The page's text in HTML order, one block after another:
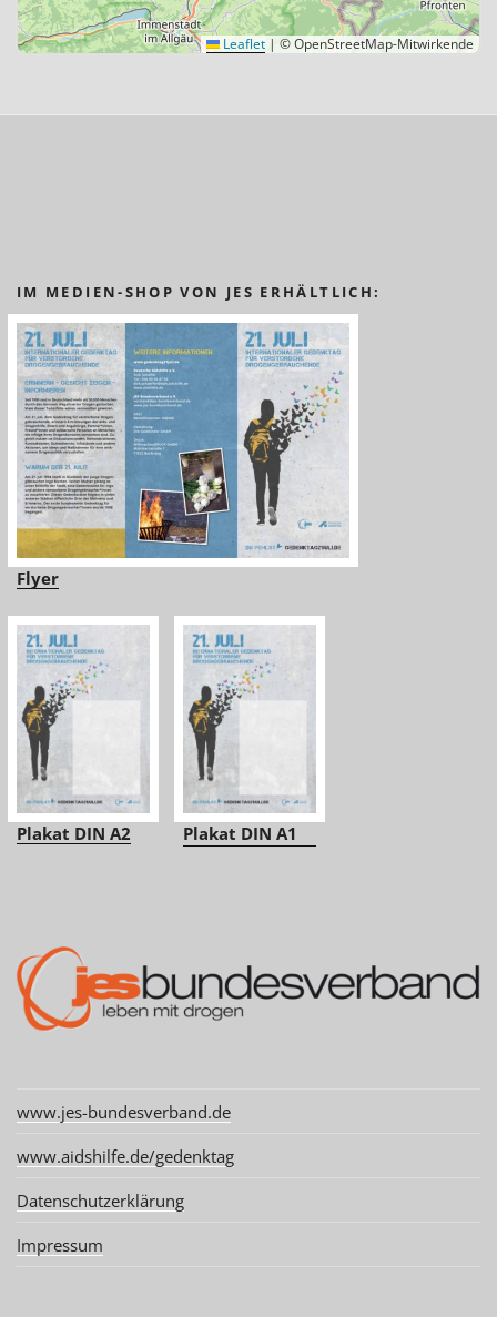
Leaflet | © OpenStreetMap-Mitwirkende
IM MEDIEN-SHOP VON JES ERHÄLTLICH:
Flyer
Plakat DIN A2 Plakat DIN A1
www.jes-bundesverband.de
www.aidshilfe.de/gedenktag
Datenschutzerklärung
Impressum